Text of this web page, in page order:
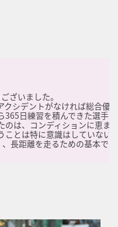
ざいました。
クシデントがなければ総合
365日練習を積んできた選手
のは、コンディションに恵ま
ことは特に意識はしていない
長距離を走るための基本で